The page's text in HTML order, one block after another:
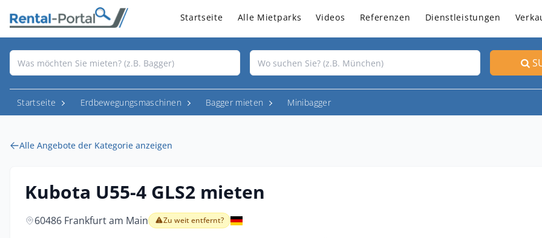
Startseite Alle Mietparks Videos Referenzen Dienstleistungen
Startseite Erdbewegungsmaschinen Bagger mieten Minibagger
Alle Angebote der Kategorie anzeigen
Kubota U55-4 GLS2 mieten
60486 Frankfurt am Main Zu weit entfernt?